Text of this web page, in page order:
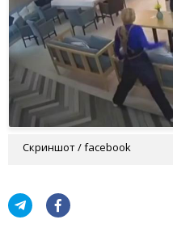
Скриншот / facebook